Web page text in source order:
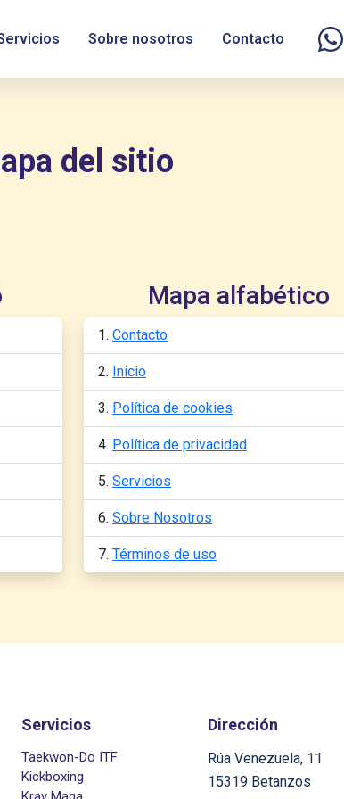
Sobre nosotros Contacto
del sitio
Mapa alfabético
Contacto
Inicio
Política de cookies
Política de privacidad
Servicios
Sobre Nosotros
Términos de uso
Servicios
Taekwon-Do ITF
Kickboxing
Dirección
Rúa Venezuela, 11
15319 Betanzos